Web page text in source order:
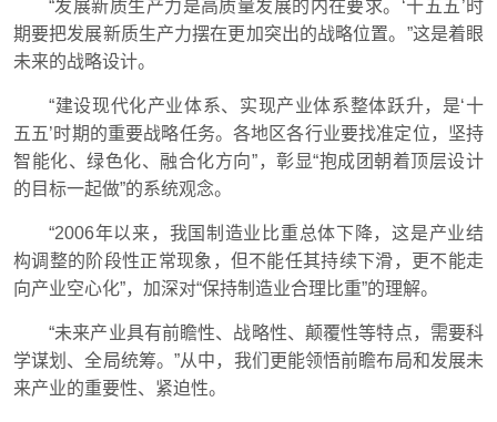
“发展新质生产力是高质量发展的内在要求。‘十五五’时
期要把发展新质生产力摆在更加突出的战略位置。”这是着眼
未来的战略设计。
“建设现代化产业体系、实现产业体系整体跃升，是‘十
五五’时期的重要战略任务。各地区各行业要找准定位，坚持
智能化、绿色化、融合化方向”，彰显“抱成团朝着顶层设计
的目标一起做”的系统观念。
“2006年以来，我国制造业比重总体下降，这是产业结
构调整的阶段性正常现象，但不能任其持续下滑，更不能走
向产业空心化”，加深对“保持制造业合理比重”的理解。
“未来产业具有前瞻性、战略性、颠覆性等特点，需要科
学谋划、全局统筹。”从中，我们更能领悟前瞻布局和发展未
来产业的重要性、紧迫性。